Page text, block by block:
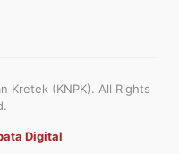
Kretek (KNPK). All Rights
Digital